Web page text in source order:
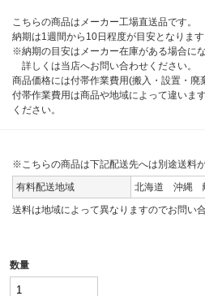
こちらの商品はメーカー工場直送品です。
納期は1週間から10日程度が目安となります
※納期の目安はメーカー在庫がある場合にな
詳しくは当店へお問い合わせください。
商品価格には付帯作業費用(搬入・設置・廃
付帯作業費用は商品や地域によって違いま
ください。
※こちらの商品は下記配送先へは別途送料が
有料配送地域
北海道 沖縄
送料は地域によって異なりますのでお問い
数量